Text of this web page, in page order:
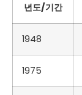
년도/기간
1948
1975